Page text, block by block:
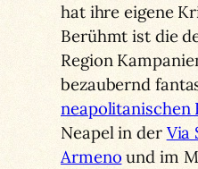
hat ihre eigene
Berühmt ist die
Region
bezaubernd
neapolitanischen
Neapel in derVia
Armeno und im